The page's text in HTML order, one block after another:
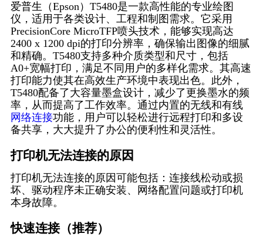
爱普生（Epson）T5480是一款高性能的专业绘图
仪，适用于各类设计、工程和制图需求。它采用
PrecisionCore MicroTFP喷头技术，能够实现高达
2400 x 1200 dpi的打印分辨率，确保输出图像的细腻
和精确。T5480支持多种介质类型和尺寸，包括
A0+宽幅打印，满足不同用户的多样化需求。其高速
打印能力使其在高效生产环境中表现出色。此外，
T5480配备了大容量墨盒设计，减少了更换墨水的频
率，从而提高了工作效率。通过内置的无线和有线
网络连接功能，用户可以轻松进行远程打印和多设
备共享，大大提升了办公的便利性和灵活性。
打印机无法连接的原因
打印机无法连接的原因可能包括：连接线松动或损
坏、驱动程序未正确安装、网络配置问题或打印机
本身故障。
快速连接（推荐）